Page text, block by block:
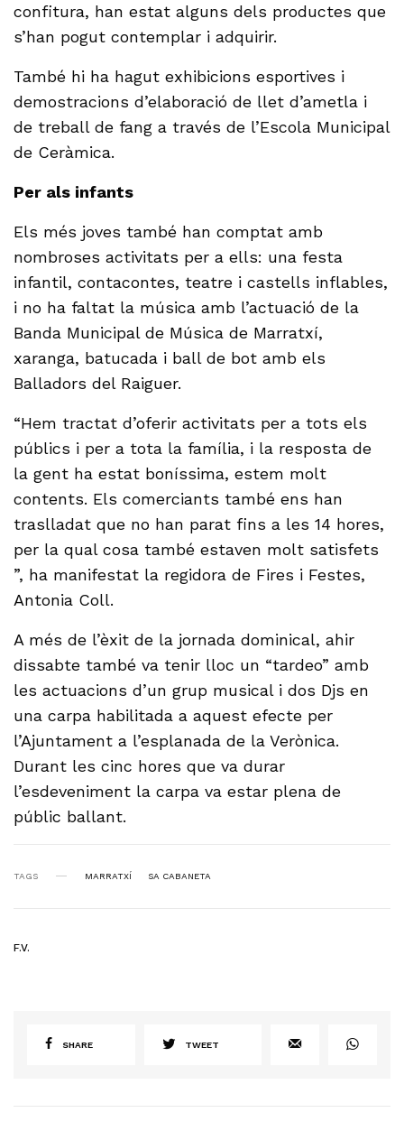
confitura, han estat alguns dels productes que
s’han pogut contemplar i adquirir.
També hi ha hagut exhibicions esportives i
demostracions d’elaboració de llet d’ametla i
de treball de fang a través de l’Escola Municipal
de Ceràmica.
Per als infants
Els més joves també han comptat amb
nombroses activitats per a ells: una festa
infantil, contacontes, teatre i castells inflables,
i no ha faltat la música amb l’actuació de la
Banda Municipal de Música de Marratxí,
xaranga, batucada i ball de bot amb els
Balladors del Raiguer.
“Hem tractat d’oferir activitats per a tots els
públics i per a tota la família, i la resposta de
la gent ha estat boníssima, estem molt
contents. Els comerciants també ens han
traslladat que no han parat fins a les 14 hores,
per la qual cosa també estaven molt satisfets
”, ha manifestat la regidora de Fires i Festes,
Antonia Coll.
A més de l’èxit de la jornada dominical, ahir
dissabte també va tenir lloc un “tardeo” amb
les actuacions d’un grup musical i dos Djs en
una carpa habilitada a aquest efecte per
l’Ajuntament a l’esplanada de la Verònica.
Durant les cinc hores que va durar
l’esdeveniment la carpa va estar plena de
públic ballant.
TAGS MARRATXÍ SA CABANETA
F.V.
SHARE TWEET